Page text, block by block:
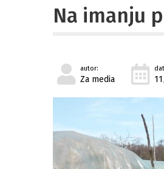
Na imanju
autor:
Za media